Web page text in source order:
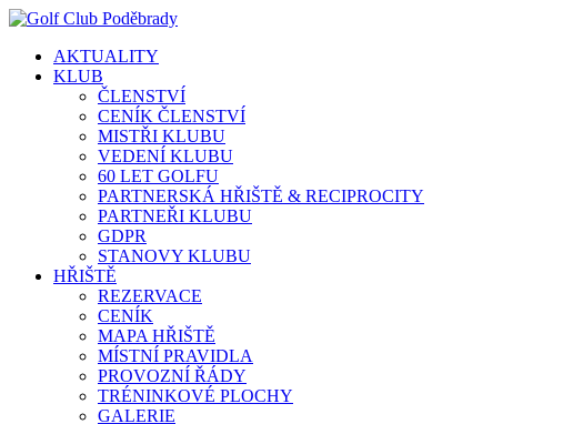
AKTUALITY
KLUB
ČLENSTVÍ
CENÍK ČLENSTVÍ
MISTŘI KLUBU
VEDENÍ KLUBU
60 LET GOLFU
PARTNERSKÁ HŘIŠTĚ & RECIPROCITY
PARTNEŘI KLUBU
GDPR
STANOVY KLUBU
HŘIŠTĚ
REZERVACE
CENÍK
MAPA HŘIŠTĚ
MÍSTNÍ PRAVIDLA
PROVOZNÍ ŘÁDY
TRÉNINKOVÉ PLOCHY
GALERIE